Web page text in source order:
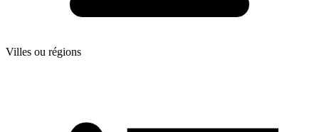
Villes ou régions